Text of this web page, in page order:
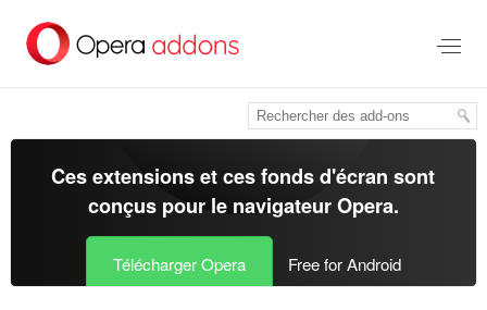
contenu
Ces extensions et ces fonds d'écran sont
conçus pour le navigateur Opera.
Télécharger Opera Free for Android